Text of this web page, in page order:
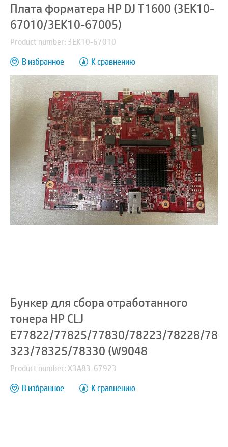
Плата форматера HP DJ T1600 (3EK10-
67010/3EK10-67005)
Product number: 3EK10-67010
В избранное
К сравнению
Бункер для сбора отработанного
тонера HP CLJ
E77822/77825/77830/78223/78228/78
323/78325/78330 (W9048
Product number: X3A83-67923
В избранное
К сравнению